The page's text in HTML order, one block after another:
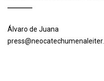
Álvaro de Juana